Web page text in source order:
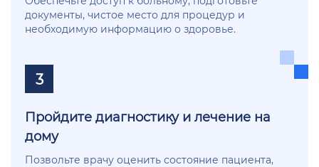
документы, чистое место для процедур и
необходимую информацию о здоровье.
3
Пройдите диагностику и лечение на
дому
Позвольте врачу оценить состояние пациента,